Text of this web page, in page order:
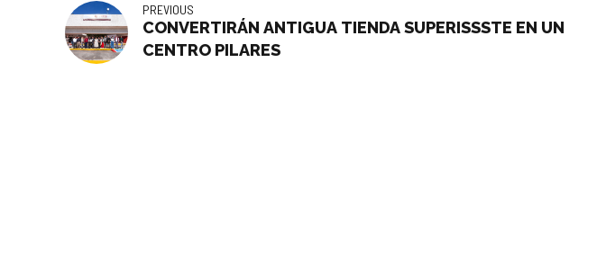
PREVIOUS
CONVERTIRÁN ANTIGUA TIENDA SUPERISSSTE EN UN
CENTRO PILARES